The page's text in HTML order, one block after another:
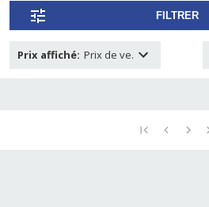
FILTRER
Prix affiché: Prix de ve.